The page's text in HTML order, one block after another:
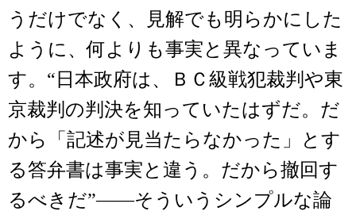
うだけでなく、見解でも明らかにした
ように、何よりも事実と異なっていま
す。“日本政府は、ＢＣ級戦犯裁判や東
京裁判の判決を知っていたはずだ。だ
から「記述が見当たらなかった」とす
る答弁書は事実と違う。だから撤回す
るべきだ”――そういうシンプルな論